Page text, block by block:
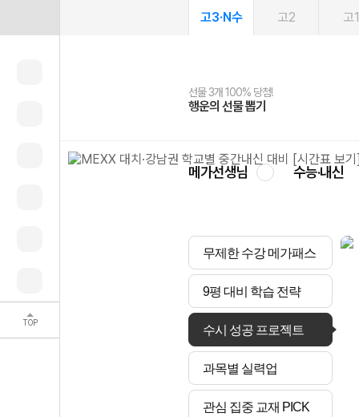
TOP
고3·N수 고2 고1
선물 3개 100% 당첨!
행운의 선물 뽑기
선물 100% 증정!
메가스터디 X 올리브
여름방학 스터디 캐시백
메가런 썸머스쿨
2027 러셀 단과
강사 공개선발
스마트러닝앱
설문 EVENT
메가패스
3일 무료 체험권
메가패스 수강생 무료혜택!
메가클럽 멤버십
사회공헌 캠페인
희망이룸 메가나눔
메가선생님 수능·내신
무제한 수강 메가패스
9평 대비 학습 전략
수시 성공 프로젝트
과목별 실력업
관심 집중 교재 PICK